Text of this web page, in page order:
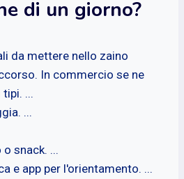
di un giorno?
da mettere nello zaino
In commercio se ne
...
...
snack. ...
e app per l'orientamento. ...